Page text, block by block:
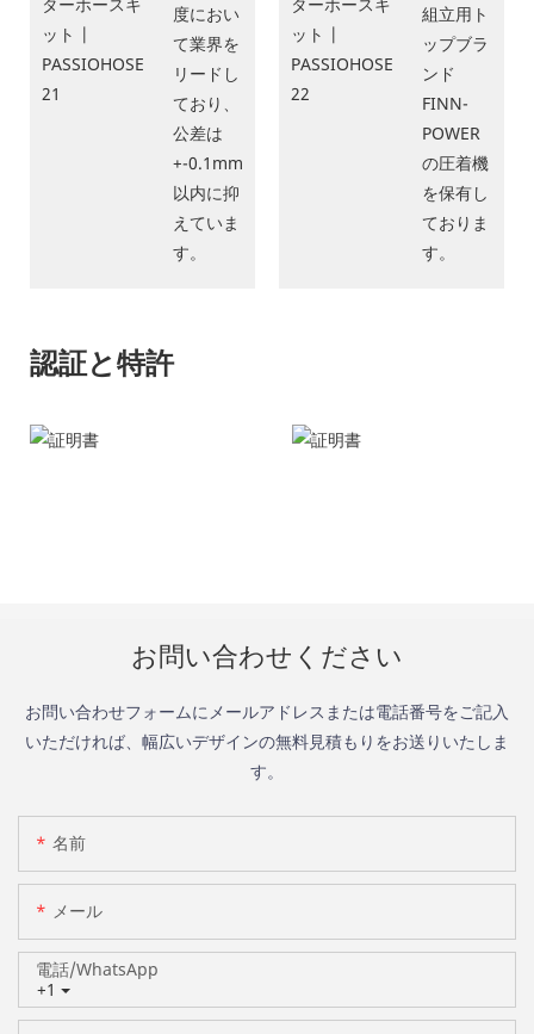
度におい
て業界を
リードし
ており、
公差は
+-0.1mm
以内に抑
えていま
す。
組立用ト
ップブラ
ンド
FINN-
POWER
の圧着機
を保有し
ておりま
す。
認証と特許
お問い合わせください
お問い合わせフォームにメールアドレスまたは電話番号をご記入
いただければ、幅広いデザインの無料見積もりをお送りいたしま
す。
名前
メール
+1
電話/WhatsApp